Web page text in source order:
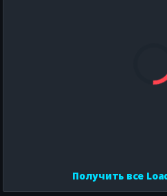
Получить все